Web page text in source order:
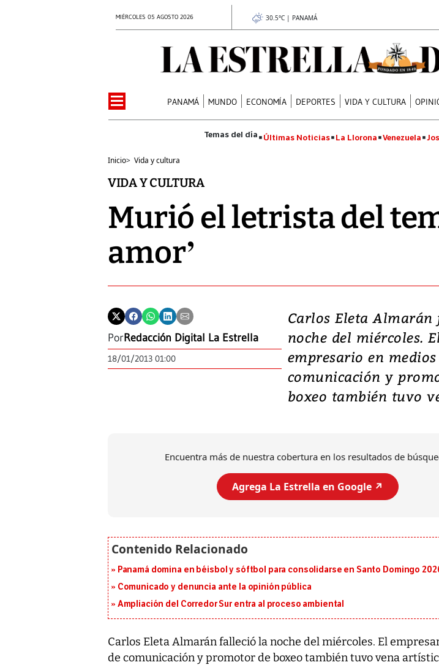
MIÉRCOLES 05 AGOSTO 2026 30.5°C | PANAMÁ
PANAMÁ MUNDO ECONOMÍA DEPORTES VIDA Y CULTURA
Últimas Noticias La Llorona Venezuela
Inicio> Vida y cultura
VIDA Y CULTURA
Murió el letrista del
amor’
PorRedacción Digital La Estrella
18/01/2013 01:00
Carlos Eleta Almarán
noche del miércoles.
empresario en medios
comunicación y
boxeo también tuvo
Encuentra más de nuestra cobertura en los resultados de
Agrega La Estrella en Google ↗️
Panamá domina en béisbol y sóftbol para consolidarse en Santo Domingo
Comunicado y denuncia ante la opinión pública
Ampliación del Corredor Sur entra al proceso ambiental
Carlos Eleta Almarán falleció la noche del miércoles. El
de comunicación y promotor de boxeo también tuvo vena
Video, Japón:
deja heridos y
daños en
al sur de Japón,